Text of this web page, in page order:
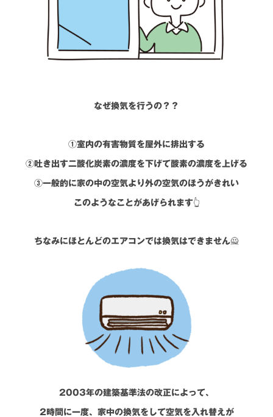
なぜ換気を行うの？？
①室内の有害物質を屋外に排出する
②吐き出す二酸化炭素の濃度を下げて酸素の濃度を上げる
③一般的に家の中の空気より外の空気のほうがきれい
このようなことがあげられます👆
ちなみにほとんどのエアコンでは換気はできません🙅
2003年の建築基準法の改正によって、
2時間に一度、家中の換気をして空気を入れ替えが